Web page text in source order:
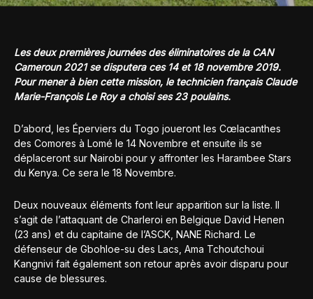
Les deux premières journées des éliminatoires de la CAN
Cameroun 2021 se disputera ces 14 et 18 novembre 2019.
Pour mener à bien cette mission, le technicien français Claude
Marie-François Le Roy a choisi ses 23 poulains.
D’abord, les Éperviers du Togo joueront les Cœlacanthes
des Comores à Lomé le 14 Novembre et ensuite ils se
déplaceront sur Nairobi pour y affronter les Harambee Stars
du Kenya. Ce sera le 18 Novembre.
Deux nouveaux éléments font leur apparition sur la liste. Il
s’agit de l’attaquant de Charleroi en Belgique David Henen
(23 ans) et du capitaine de l’ASCK, NANE Richard. Le
défenseur de Gbohloe-su des Lacs, Ama Tchoutchoui
Kangnivi fait également son retour après avoir disparu pour
cause de blessures.